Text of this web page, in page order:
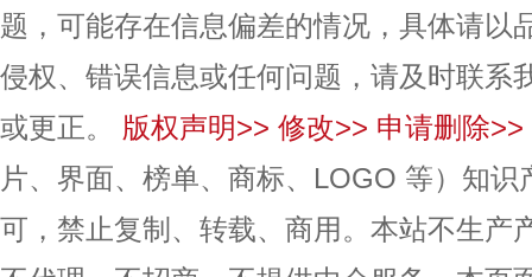
题，可能存在信息偏差的情况，具体请以
侵权、错误信息或任何问题，请及时联系
或更正。
版权声明>> 修改>> 申请删除>>
片、界面、榜单、商标、LOGO 等）知
可，禁止复制、转载、商用。本站不生产